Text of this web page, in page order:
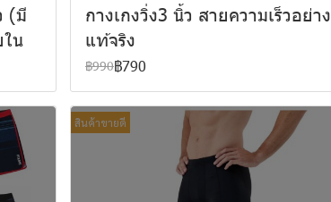
(มี
น
กางเกงวิ่ง3 นิ้ว สายความเร็วอย่าง
แท้จริง
฿990฿790
สินค้าขายดี